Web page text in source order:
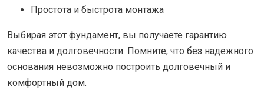
Простота и быстрота монтажа
Выбирая этот фундамент, вы получаете гарантию
качества и долговечности. Помните, что без надежного
основания невозможно построить долговечный и
комфортный дом.